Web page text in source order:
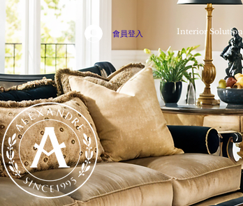
Interior Solution
會員登入